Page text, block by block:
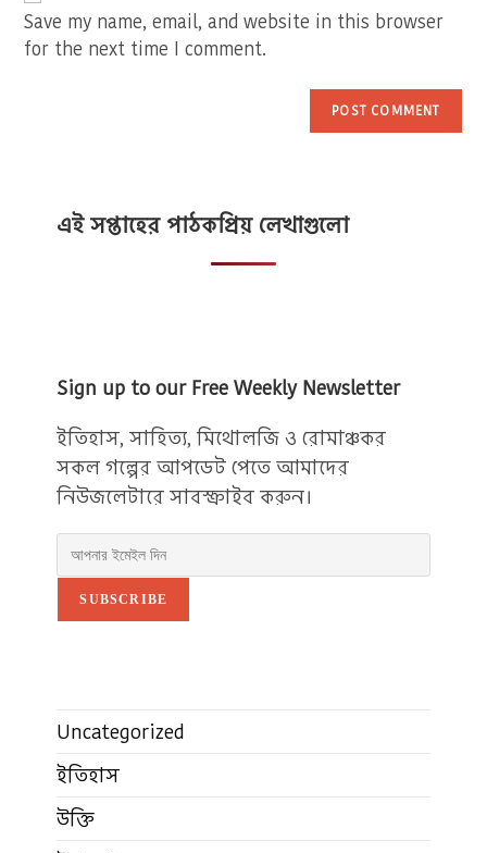
(optional)
Save my name, email, and website in this browser
for the next time I comment.
এই সপ্তাহের পাঠকপ্রিয় লেখাগুলো
Sign up to our Free Weekly Newsletter
ইতিহাস, সাহিত্য, মিথোলজি ও রোমাঞ্চকর
সকল গল্পের আপডেট পেতে আমাদের
নিউজলেটারে সাবস্ক্রাইব করুন।
SUBSCRIBE
Uncategorized
ইতিহাস
উক্তি